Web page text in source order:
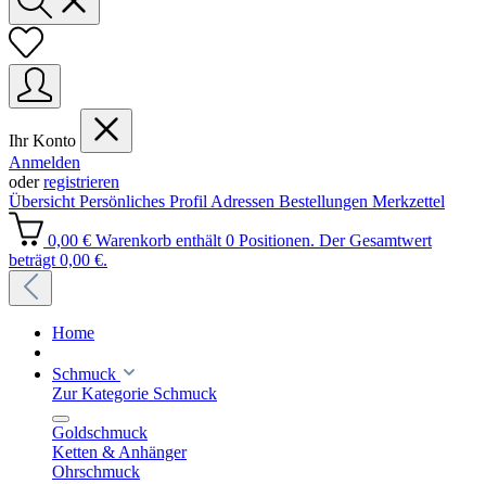
Ihr Konto
Anmelden
oderregistrieren
Übersicht Persönliches Profil Adressen Bestellungen Merkzettel
0,00 € Warenkorb enthält 0 Positionen. Der Gesamtwert
beträgt 0,00 €.
Home
Schmuck
Zur Kategorie Schmuck
Goldschmuck
Ketten & Anhänger
Ohrschmuck